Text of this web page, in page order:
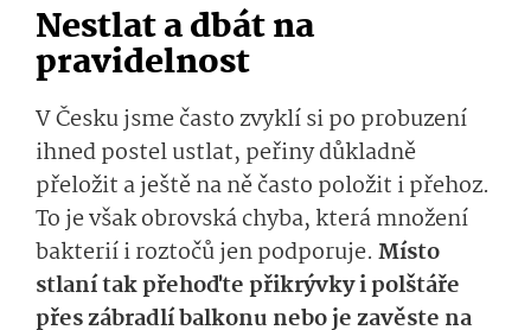
Nestlat a dbát na
pravidelnost
V Česku jsme často zvyklí si po probuzení
ihned postel ustlat, peřiny důkladně
přeložit a ještě na ně často položit i přehoz.
To je však obrovská chyba, která množení
bakterií i roztočů jen podporuje. Místo
stlaní tak přehoďte přikrývky i polštáře
přes zábradlí balkonu nebo je zavěste na